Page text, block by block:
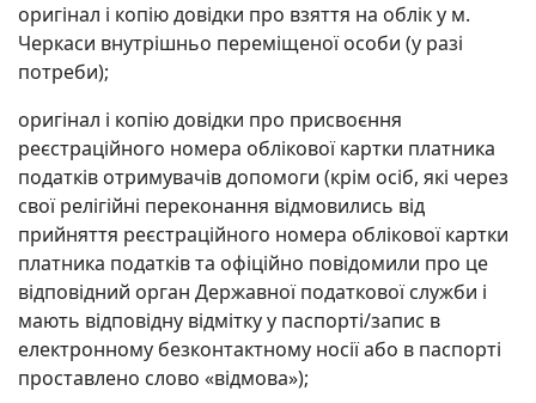
оригінал і копію довідки про взяття на облік у м.
Черкаси внутрішньо переміщеної особи (у разі
потреби);
оригінал і копію довідки про присвоєння
реєстраційного номера облікової картки платника
податків отримувачів допомоги (крім осіб, які через
свої релігійні переконання відмовились від
прийняття реєстраційного номера облікової картки
платника податків та офіційно повідомили про це
відповідний орган Державної податкової служби і
мають відповідну відмітку у паспорті/запис в
електронному безконтактному носії або в паспорті
проставлено слово «відмова»);